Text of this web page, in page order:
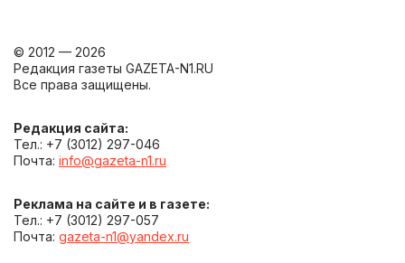
© 2012 — 2026
Редакция газеты GAZETA-N1.RU
Все права защищены.
Редакция сайта:
Тел.: +7 (3012) 297-046
Почта: info@gazeta-n1.ru
Реклама на сайте и в газете:
Тел.: +7 (3012) 297-057
Почта: gazeta-n1@yandex.ru